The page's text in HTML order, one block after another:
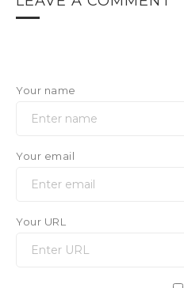
Your name
Your email
Your URL